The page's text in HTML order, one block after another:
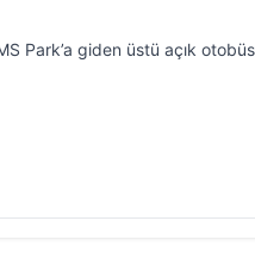
Park’a giden üstü açık